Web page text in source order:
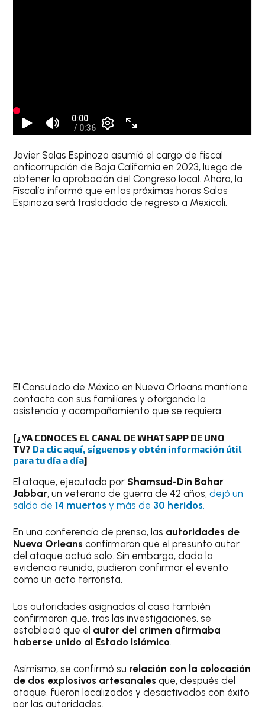
Javier Salas Espinoza asumió el cargo de fiscal
anticorrupción de Baja California en 2023, luego de
obtener la aprobación del Congreso local. Ahora, la
Fiscalía informó que en las próximas horas Salas
Espinoza será trasladado de regreso a Mexicali.
El Consulado de México en Nueva Orleans mantiene
contacto con sus familiares y otorgando la
asistencia y acompañamiento que se requiera.
[¿YA CONOCES EL CANAL DE WHATSAPP DE UNO
TV? Da clic aquí, síguenos y obtén información útil
para tu día a día]
El ataque, ejecutado por Shamsud-Din Bahar
Jabbar, un veterano de guerra de 42 años,dejó un
saldo de14 muertos y más de 30 heridos.
En una conferencia de prensa, las autoridades de
Nueva Orleans confirmaron que el presunto autor
del ataque actuó solo. Sin embargo, dada la
evidencia reunida, pudieron confirmar el evento
como un acto terrorista.
Las autoridades asignadas al caso también
confirmaron que, tras las investigaciones, se
estableció que el autor del crimen afirmaba
haberse unido al Estado Islámico.
Asimismo, se confirmó su relación con la colocación
de dos explosivos artesanales que, después del
ataque, fueron localizados y desactivados con éxito
por las autoridades.